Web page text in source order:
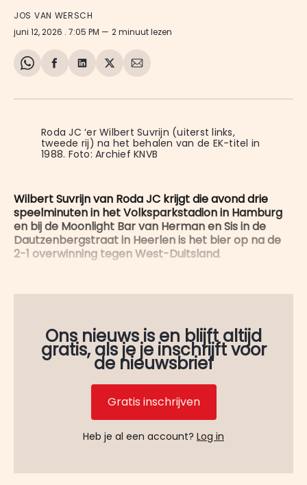
JOS VAN WERSCH
juni 12, 2026 . 7:05 PM 2 minuut lezen
Share
WhatsApp
Delen
Facebook
Delen
LinkedIn
Share
X
Deel
E-
Roda JC ‘er Wilbert Suvrijn (uiterst links,
tweede rij) na het behalen van de EK-titel in
1988. Foto: Archief KNVB
Wilbert Suvrijn van Roda JC krijgt die avond drie
speelminuten in het Volksparkstadion in Hamburg
en bij de Moonlight Bar van Herman en Sis in de
Dautzenbergstraat in Heerlen is het bier op na de
2-1 overwinning tegen West-Duitsland.
Ons nieuws is en blijft altijd
gratis, als je je inschrijft voor
de nieuwsbrief
Gratis inschrijven
Heb je al een account? Log in